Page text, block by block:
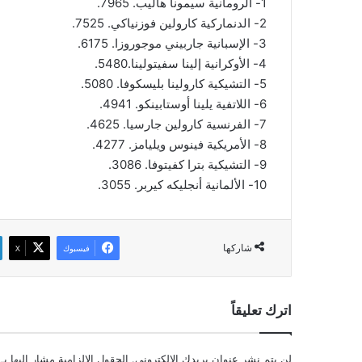
2- الدنماركية كارولين فوزنياكي. 7525.
3- الإسبانية جاربيني موجوروزا. 6175.
4- الأوكرانية إلينا سفيتولينا.5480.
5- التشيكية كارولينا بليسكوفا. 5080.
6- اللاتفية يلينا أوستابينكو. 4941.
7- الفرنسية كارولين جارسيا. 4625.
8- الأمريكية فينوس ويليامز. 4277.
9- التشيكية بترا كفيتوفا. 3086.
10- الألمانية أنجليكه كيربر. 3055.
شاركها فيسبوك ‫X
اترك تعليقاً
لن يتم نشر عنوان بريدك الإلكتروني. الحقول الإلزامية مشار إليها بـ